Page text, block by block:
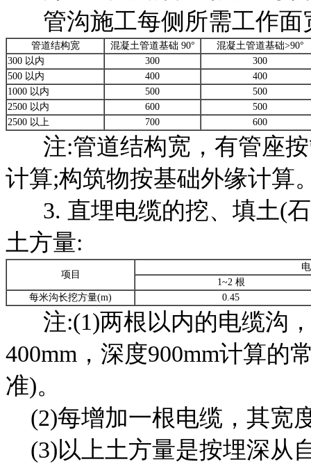
管沟施工每侧所需工作面
管道结构宽 混凝土管道基础 90°
混凝土管道基础>90°
300 以内
300
300
500 以内
400
400
1000 以内
500
500
2500 以内
600
500
2500 以上
700 600
注:管道结构宽，有管座
计算;构筑物按基础外缘计算
3. 直埋电缆的挖、填土(石
土方量:
项目
1~2 根
每米沟长挖方量(m)
0.45
注:(1)两根以内的电缆沟
400mm，深度900mm计算的
准)。
(2)每增加一根电缆，其宽
(3)以上土方量是按埋深从